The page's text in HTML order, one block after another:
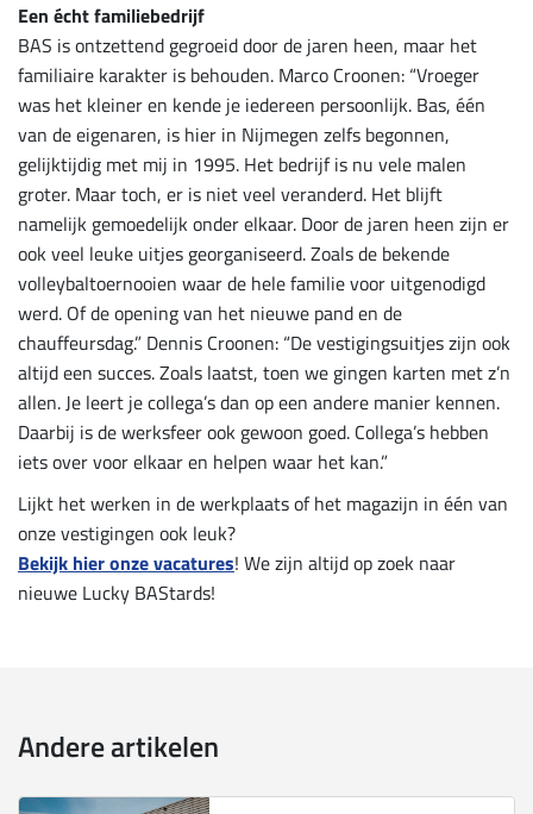
Een écht familiebedrijf
BAS is ontzettend gegroeid door de jaren heen, maar het
familiaire karakter is behouden. Marco Croonen: “Vroeger
was het kleiner en kende je iedereen persoonlijk. Bas, één
van de eigenaren, is hier in Nijmegen zelfs begonnen,
gelijktijdig met mij in 1995. Het bedrijf is nu vele malen
groter. Maar toch, er is niet veel veranderd. Het blijft
namelijk gemoedelijk onder elkaar. Door de jaren heen zijn er
ook veel leuke uitjes georganiseerd. Zoals de bekende
volleybaltoernooien waar de hele familie voor uitgenodigd
werd. Of de opening van het nieuwe pand en de
chauffeursdag.” Dennis Croonen: “De vestigingsuitjes zijn ook
altijd een succes. Zoals laatst, toen we gingen karten met z’n
allen. Je leert je collega’s dan op een andere manier kennen.
Daarbij is de werksfeer ook gewoon goed. Collega’s hebben
iets over voor elkaar en helpen waar het kan.”
Lijkt het werken in de werkplaats of het magazijn in één van
onze vestigingen ook leuk?
Bekijk hier onze vacatures! We zijn altijd op zoek naar
nieuwe Lucky BAStards!
Andere artikelen